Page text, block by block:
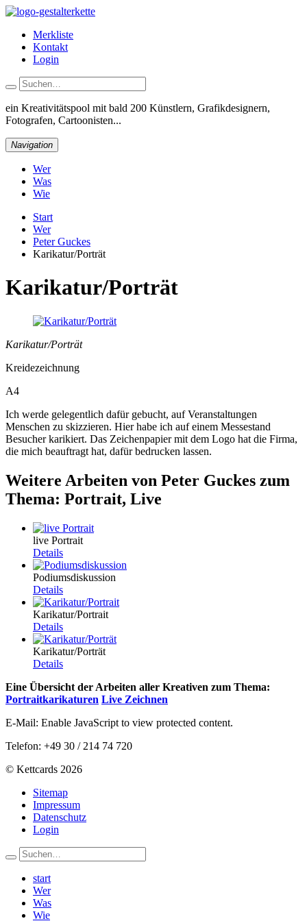
Merkliste
Kontakt
Login
ein Kreativitätspool mit bald 200 Künstlern, Grafikdesignern,
Fotografen, Cartoonisten...
Navigation
Wer
Was
Wie
Start
Wer
Peter Guckes
Karikatur/Porträt
Karikatur/Porträt
Karikatur/Porträt
Kreidezeichnung
A4
Ich werde gelegentlich dafür gebucht, auf Veranstaltungen
Menschen zu skizzieren. Hier habe ich auf einem Messestand
Besucher karikiert. Das Zeichenpapier mit dem Logo hat die Firma,
die mich beauftragt hat, dafür bedrucken lassen.
Weitere Arbeiten von Peter Guckes zum
Thema: Portrait, Live
live Portrait
Details
Podiumsdiskussion
Details
Karikatur/Portrait
Details
Karikatur/Porträt
Details
Eine Übersicht der Arbeiten aller Kreativen zum Thema:
Portraitkarikaturen Live Zeichnen
E-Mail: Enable JavaScript to view protected content.
Telefon: +49 30 / 214 74 720
© Kettcards 2026
Sitemap
Impressum
Datenschutz
Login
start
Wer
Was
Wie